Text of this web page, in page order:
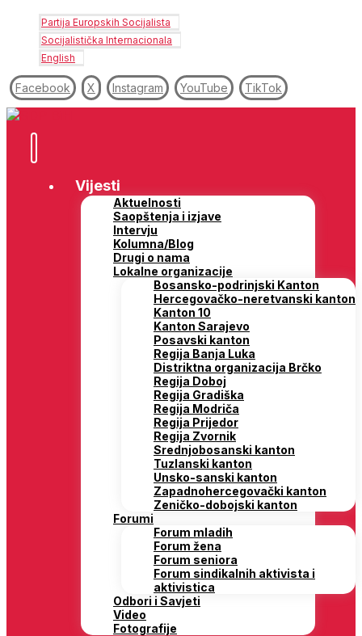
Partija Europskih Socijalista
Socijalistička Internacionala
English
Facebook X Instagram YouTube TikTok
Vijesti
Aktuelnosti
Saopštenja i izjave
Intervju
Kolumna/Blog
Drugi o nama
Lokalne organizacije
Bosansko-podrinjski Kanton
Hercegovačko-neretvanski kanton
Kanton 10
Kanton Sarajevo
Posavski kanton
Regija Banja Luka
Distriktna organizacija Brčko
Regija Doboj
Regija Gradiška
Regija Modriča
Regija Prijedor
Regija Zvornik
Srednjobosanski kanton
Tuzlanski kanton
Unsko-sanski kanton
Zapadnohercegovački kanton
Zeničko-dobojski kanton
Forumi
Forum mladih
Forum žena
Forum seniora
Forum sindikalnih aktivista i
aktivistica
Odbori i Savjeti
Video
Fotografije